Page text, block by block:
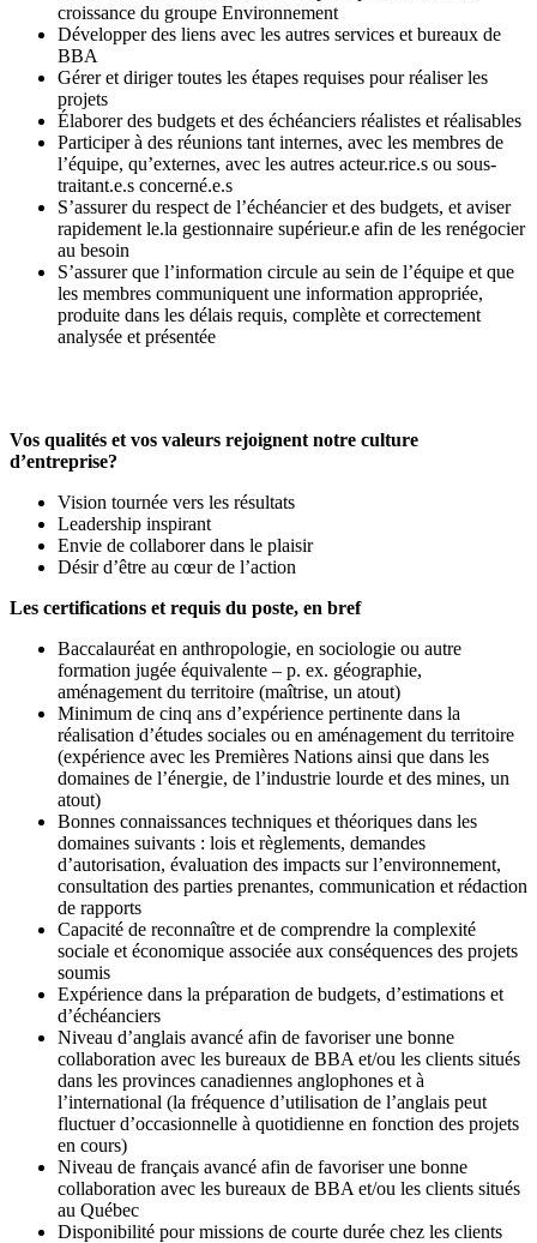
croissance du groupe Environnement
Développer des liens avec les autres services et bureaux de
BBA
Gérer et diriger toutes les étapes requises pour réaliser les
projets
Élaborer des budgets et des échéanciers réalistes et réalisables
Participer à des réunions tant internes, avec les membres de
l’équipe, qu’externes, avec les autres acteur.rice.s ou sous-
traitant.e.s concerné.e.s
S’assurer du respect de l’échéancier et des budgets, et aviser
rapidement le.la gestionnaire supérieur.e afin de les renégocier
au besoin
S’assurer que l’information circule au sein de l’équipe et que
les membres communiquent une information appropriée,
produite dans les délais requis, complète et correctement
analysée et présentée
Vos qualités et vos valeurs rejoignent notre culture
d’entreprise?
Vision tournée vers les résultats
Leadership inspirant
Envie de collaborer dans le plaisir
Désir d’être au cœur de l’action
Les certifications et requis du poste, en bref
Baccalauréat en anthropologie, en sociologie ou autre
formation jugée équivalente – p. ex. géographie,
aménagement du territoire (maîtrise, un atout)
Minimum de cinq ans d’expérience pertinente dans la
réalisation d’études sociales ou en aménagement du territoire
(expérience avec les Premières Nations ainsi que dans les
domaines de l’énergie, de l’industrie lourde et des mines, un
atout)
Bonnes connaissances techniques et théoriques dans les
domaines suivants : lois et règlements, demandes
d’autorisation, évaluation des impacts sur l’environnement,
consultation des parties prenantes, communication et rédaction
de rapports
Capacité de reconnaître et de comprendre la complexité
sociale et économique associée aux conséquences des projets
soumis
Expérience dans la préparation de budgets, d’estimations et
d’échéanciers
Niveau d’anglais avancé afin de favoriser une bonne
collaboration avec les bureaux de BBA et/ou les clients situés
dans les provinces canadiennes anglophones et à
l’international (la fréquence d’utilisation de l’anglais peut
fluctuer d’occasionnelle à quotidienne en fonction des projets
en cours)
Niveau de français avancé afin de favoriser une bonne
collaboration avec les bureaux de BBA et/ou les clients situés
au Québec
Disponibilité pour missions de courte durée chez les clients